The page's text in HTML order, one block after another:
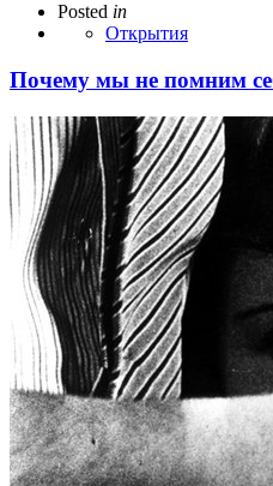
Posted in
Открытия
Почему мы не помним